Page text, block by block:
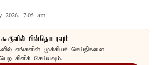
2026, 7:05 am
பின்தொடரவும்
எங்களின் முக்கியச் செய்திகளை
கிளிக் செய்யவும்.